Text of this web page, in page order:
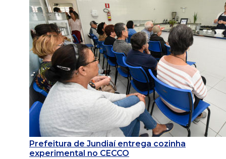
Prefeitura de Jundiaí entrega cozinha
experimental no CECCO